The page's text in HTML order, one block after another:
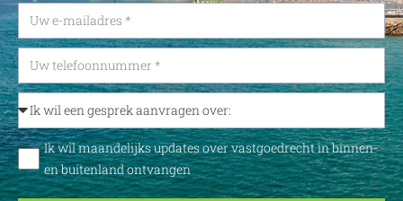
Ik wil maandelijks updates over vastgoedrecht in binnen-
en buitenland ontvangen